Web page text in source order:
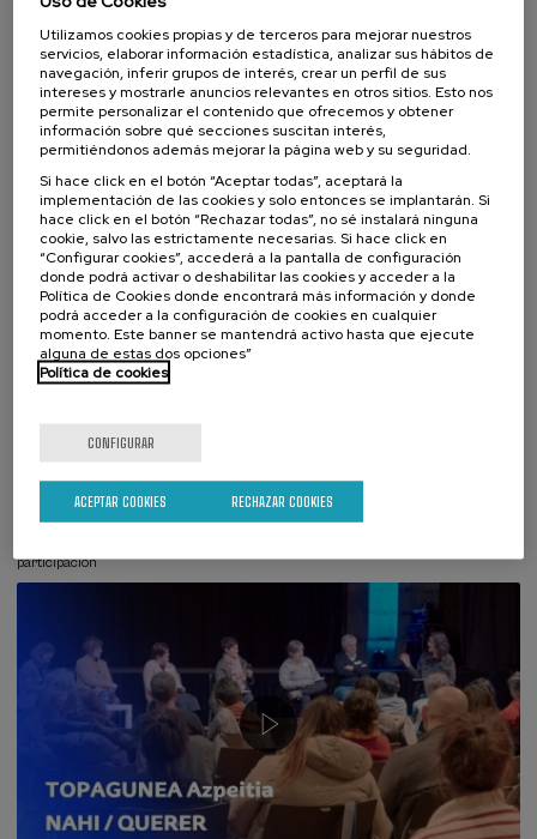
31.03.2023
Hemos firmado un convenio de colaboración con la Diputación Foral de Gipuzkoa
participación
Utilizamos cookies propias y de terceros para mejorar nuestros
servicios, elaborar información estadística, analizar sus hábitos de
navegación, inferir grupos de interés, crear un perfil de sus
intereses y mostrarle anuncios relevantes en otros sitios. Esto nos
permite personalizar el contenido que ofrecemos y obtener
información sobre qué secciones suscitan interés,
permitiéndonos además mejorar la página web y su seguridad.
Si hace click en el botón “Aceptar todas”, aceptará la
implementación de las cookies y solo entonces se implantarán. Si
hace click en el botón “Rechazar todas”, no sé instalará ninguna
cookie, salvo las estrictamente necesarias. Si hace click en
“Configurar cookies”, accederá a la pantalla de configuración
donde podrá activar o deshabilitar las cookies y acceder a la
Política de Cookies donde encontrará más información y donde
podrá acceder a la configuración de cookies en cualquier
momento. Este banner se mantendrá activo hasta que ejecute
alguna de estas dos opciones”
Política de cookies
CONFIGURAR
RECHAZAR COOKIES
ACEPTAR COOKIES